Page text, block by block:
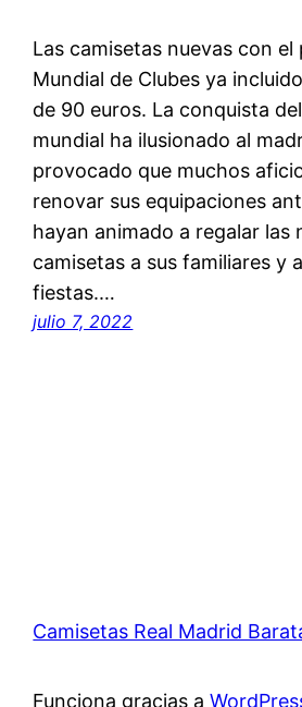
Las camisetas nuevas con el
Mundial de Clubes ya
de 90 euros. La conquista
mundial ha ilusionado al
provocado que muchos
renovar sus equipaciones
hayan animado a regalar las
camisetas a sus familiares y
fiestas.…
julio 7, 2022
Camisetas Real Madrid
Funciona gracias a